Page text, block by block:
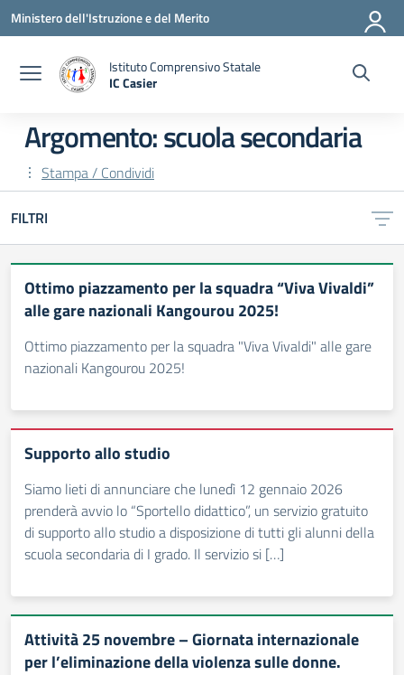
Vai ai contenuti
Vai al menu di navigazione
Vai al footer
Ministero dell'Istruzione e del Merito
Istituto Comprensivo Statale
IC Casier
Argomento: scuola secondaria
Stampa / Condividi
FILTRI
Ottimo piazzamento per la squadra “Viva Vivaldi”
alle gare nazionali Kangourou 2025!
Ottimo piazzamento per la squadra "Viva Vivaldi" alle gare
nazionali Kangourou 2025!
Supporto allo studio
Siamo lieti di annunciare che lunedì 12 gennaio 2026
prenderà avvio lo “Sportello didattico”, un servizio gratuito
di supporto allo studio a disposizione di tutti gli alunni della
scuola secondaria di I grado. Il servizio si […]
Attività 25 novembre – Giornata internazionale
per l’eliminazione della violenza sulle donne.